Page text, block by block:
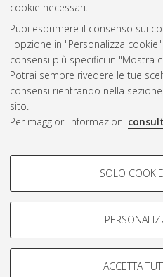
cookie necessari.
Puoi esprimere il consenso sui
l'opzione in "Personalizza
consensi più specifici in "Mostra
Potrai sempre rivedere le tue
consensi rientrando nella
sito.
Per maggiori informazioni
COOKIE DI
Si tratta di cookie utilizzati per
navigazione degli utenti, creare
Mostra cookie di profilazione
SOLO
ACCETTA
Atom
Rss 1.0
Rss 2.0
ISSN: 2038-7946
Impostazioni Cookie
Informativa sulla privacy
Condizioni d’uso del sito